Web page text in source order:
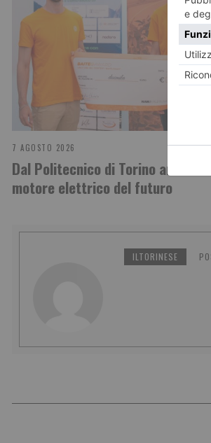
7 AGOSTO 2026
Dal Politecnico di Torino arriva il
motore elettrico del futuro
ILTORINESE